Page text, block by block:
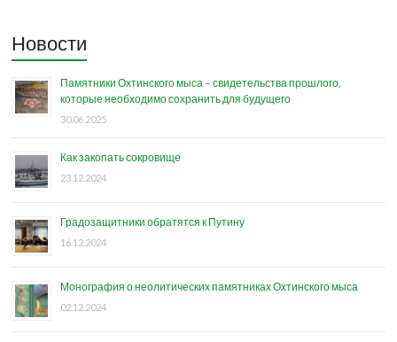
Новости
Памятники Охтинского мыса – свидетельства прошлого,
которые необходимо сохранить для будущего
30.06.2025
Как закопать сокровище
23.12.2024
Градозащитники обратятся к Путину
16.12.2024
Монография о неолитических памятниках Охтинского мыса
02.12.2024